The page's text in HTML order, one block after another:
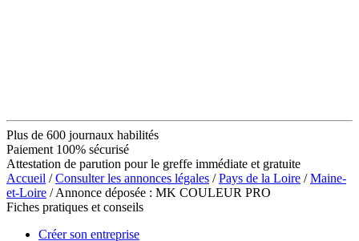
Plus de 600 journaux habilités
Paiement 100% sécurisé
Attestation de parution pour le greffe immédiate et gratuite
Accueil /Consulter les annonces légales /Pays de la Loire /Maine-
et-Loire / Annonce déposée : MK COULEUR PRO
Fiches pratiques et conseils
Créer son entreprise